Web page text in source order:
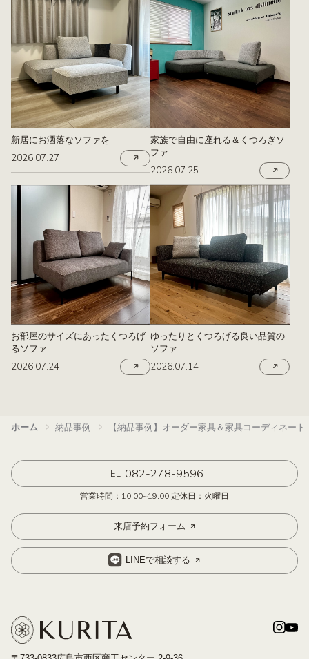
新居にお洒落なソファを
2026.07.27
家族で自由に座れる＆くつろぎソ
ファ
2026.07.25
お部屋のサイズにあったくつろげ
るソファ
2026.07.24
ゆったりとくつろげる良い品質の
ソファ
2026.07.14
ホーム 納品事例 【納品事例】オーダー家具＆家具コーディネート
TEL 082-278-9596
営業時間：10:00~19:00 定休日：火曜日
来店予約フォーム
LINEで相談する